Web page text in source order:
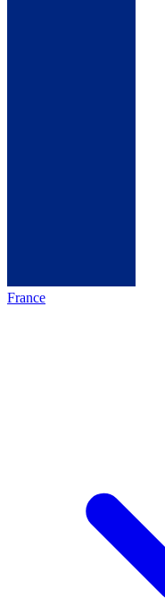
France